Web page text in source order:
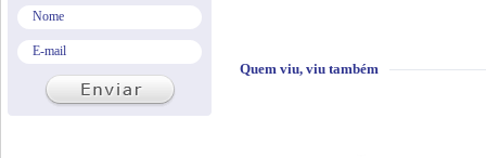
Quem viu, viu também